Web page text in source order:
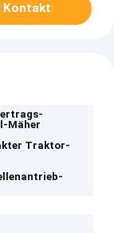
Kontakt
Mäher
Traktor-